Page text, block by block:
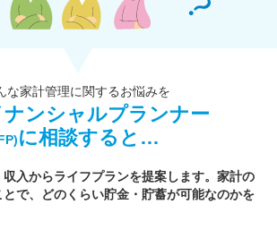
な家計管理に関するお悩みを
ナンシャルプランナー
に相談すると…
収入からライフプランを提案します。家計の
で、どのくらい貯金・貯蓄が可能なのかを